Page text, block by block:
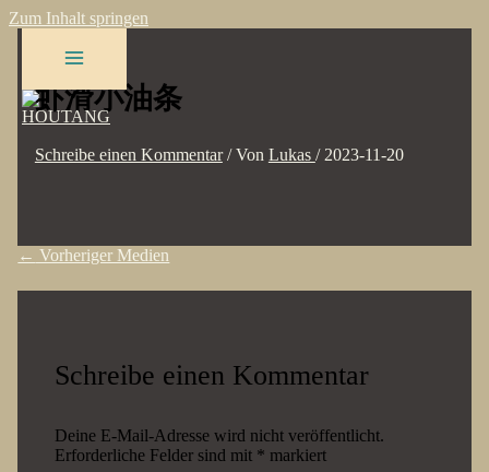
Zum Inhalt springen
虾滑小油条
Schreibe einen Kommentar / Von Lukas / 2023-11-20
← Vorheriger Medien
Schreibe einen Kommentar
Deine E-Mail-Adresse wird nicht veröffentlicht.
Erforderliche Felder sind mit * markiert